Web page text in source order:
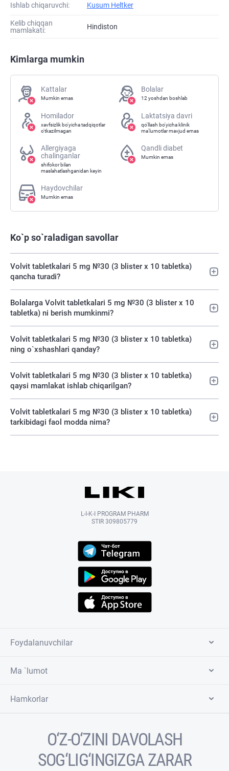
Ishlab chiqaruvchi: Kusum Heltker
Kelib chiqqan
mamlakati:
Hindiston
Kimlarga mumkin
Kattalar
Mumkin emas
Bolalar
12 yoshdan boshlab
Homilador
xavfsizlik bo'yicha tadqiqotlar
o'tkazilmagan
Laktatsiya davri
qo'llash bo'yicha klinik
ma'lumotlar mavjud emas
Allergiyaga
chalinganlar
shifokor bilan
maslahatlashganidan keyin
Qandli diabet
Mumkin emas
Haydovchilar
Mumkin emas
Ko`p so`raladigan savollar
Volvit tabletkalari 5 mg №30 (3 blister х 10 tabletka)
qancha turadi?
Bolalarga Volvit tabletkalari 5 mg №30 (3 blister х 10
tabletka) ni berish mumkinmi?
Volvit tabletkalari 5 mg №30 (3 blister х 10 tabletka)
ning o`xshashlari qanday?
Volvit tabletkalari 5 mg №30 (3 blister х 10 tabletka)
qaysi mamlakat ishlab chiqarilgan?
Volvit tabletkalari 5 mg №30 (3 blister х 10 tabletka)
tarkibidagi faol modda nima?
L-I-K-I PROGRAM PHARM
STIR 309805779
Foydalanuvchilar
Ma `lumot
Hamkorlar
O‘Z-O‘ZINI DAVOLASH
SOG‘LIG‘INGIZGA ZARAR